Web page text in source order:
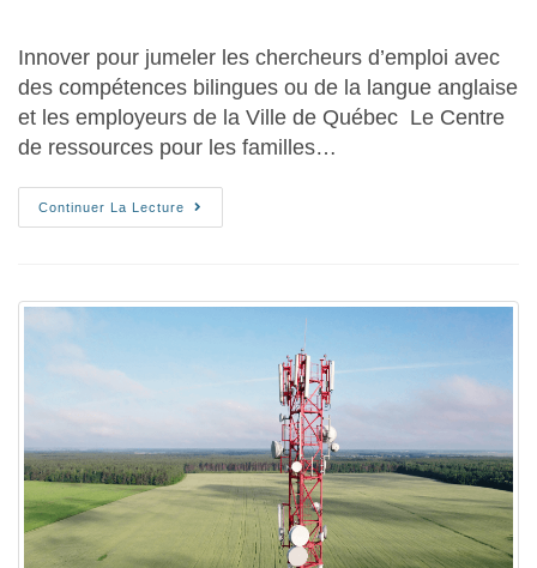
Innover pour jumeler les chercheurs d’emploi avec
des compétences bilingues ou de la langue anglaise
et les employeurs de la Ville de Québec Le Centre
de ressources pour les familles…
Continuer La Lecture